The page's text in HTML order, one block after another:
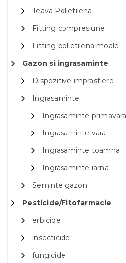
Teava Polietilena
Fitting compresiune
Fitting polietilena moale
Gazon si ingrasaminte
Dispozitive imprastiere
Ingrasaminte
Ingrasaminte primavara
Ingrasaminte vara
Ingrasaminte toamna
Ingrasaminte iarna
Seminte gazon
Pesticide/Fitofarmacie
erbicide
insecticide
fungicide